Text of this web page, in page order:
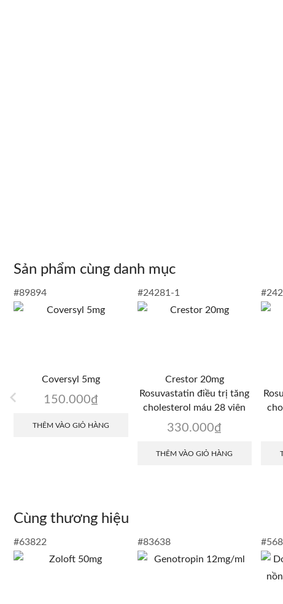
Sản phẩm cùng danh mục
#89894
Coversyl 5mg
150.000₫
THÊM VÀO GIỎ HÀNG
#24281-1
Crestor 20mg
Rosuvastatin điều trị tăng
cholesterol máu 28 viên
330.000₫
THÊM VÀO GIỎ HÀNG
Cùng thương hiệu
#63822 #83638